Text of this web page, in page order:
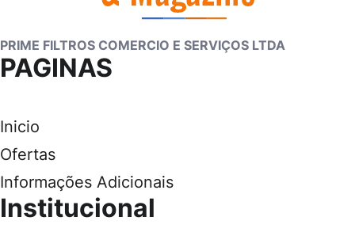
PRIME FILTROS COMERCIO E SERVIÇOS LTDA
PAGINAS
Inicio
Ofertas
Informações Adicionais
Institucional